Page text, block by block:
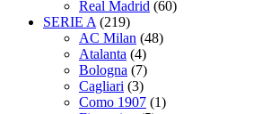
Real Madrid (60)
SERIE A (219)
AC Milan (48)
Atalanta (4)
Bologna (7)
Cagliari (3)
Como 1907 (1)